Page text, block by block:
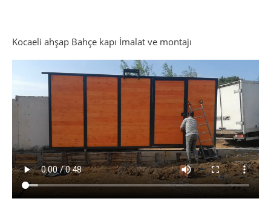
Kocaeli ahşap Bahçe kapı İmalat ve montajı